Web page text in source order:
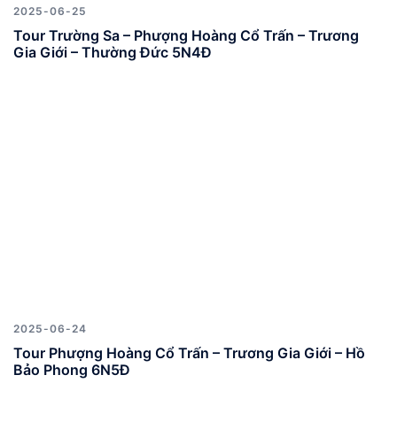
2025-06-25
Tour Trường Sa – Phượng Hoàng Cổ Trấn – Trương
Gia Giới – Thường Đức 5N4Đ
2025-06-24
Tour Phượng Hoàng Cổ Trấn – Trương Gia Giới – Hồ
Bảo Phong 6N5Đ